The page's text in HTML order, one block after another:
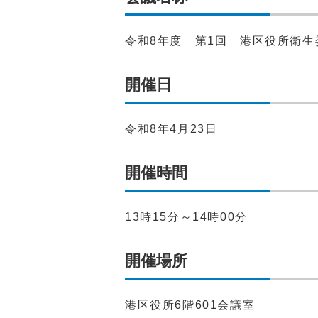
令和8年度 第1回 港区役所衛生
開催日
令和8年4月23日
開催時間
13時15分～14時00分
開催場所
港区役所6階601会議室